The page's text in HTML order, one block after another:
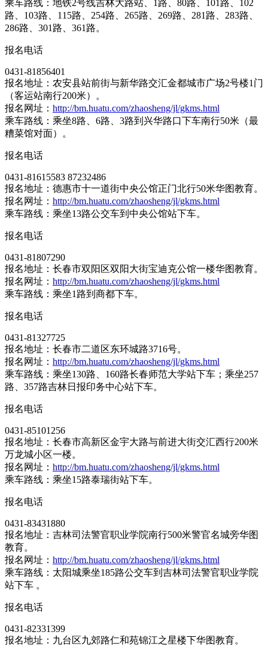
乘车路线：地铁2号线吉林大路站、1路、80路、101路、102
路、103路、115路、254路、265路、269路、281路、283路、
286路、301路、361路。
报名电话
0431-81856401
报名地址：农安县站前街与新华路交汇金都城市广场2号楼1门
（客运站南行200米）。
报名网址： http://bm.huatu.com/zhaosheng/jl/gkms.html
乘车路线：乘坐8路、6路、3路到兴华路口下车南行50米（最
糟菜馆对面）。
报名电话
0431-81615583 87232486
报名地址：德惠市十一道街中央公馆正门北行50米华图教育。
报名网址： http://bm.huatu.com/zhaosheng/jl/gkms.html
乘车路线：乘坐13路公交车到中央公馆站下车。
报名电话
0431-81807290
报名地址：长春市双阳区双阳大街宝迪克公馆一楼华图教育。
报名网址： http://bm.huatu.com/zhaosheng/jl/gkms.html
乘车路线：乘坐1路到商都下车。
报名电话
0431-81327725
报名地址：长春市二道区东环城路3716号。
报名网址： http://bm.huatu.com/zhaosheng/jl/gkms.html
乘车路线：乘坐130路、160路长春师范大学站下车；乘坐257
路、357路吉林日报印务中心站下车。
报名电话
0431-85101256
报名地址：长春市高新区金宇大路与前进大街交汇西行200米
万龙城小区一楼。
报名网址： http://bm.huatu.com/zhaosheng/jl/gkms.html
乘车路线：乘坐15路泰瑞街站下车。
报名电话
0431-83431880
报名地址：吉林司法警官职业学院南行500米警官名城旁华图
教育。
报名网址： http://bm.huatu.com/zhaosheng/jl/gkms.html
乘车路线：太阳城乘坐185路公交车到吉林司法警官职业学院
站下车 。
报名电话
0431-82331399
报名地址：九台区九郊路仁和苑锦江之星楼下华图教育。